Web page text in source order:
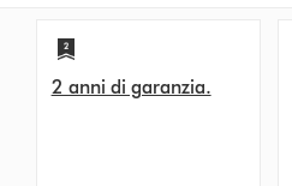
2 anni di garanzia.